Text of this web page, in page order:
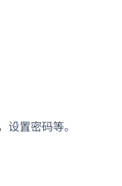
置密码等。